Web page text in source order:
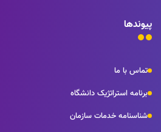
پیوندها
تماس با ما
برنامه استراتژیک دانشگاه
شناسنامه خدمات سازمان